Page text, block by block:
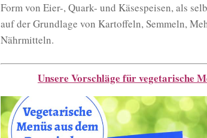
Form von Eier-, Quark- und Käsespeisen, als
auf der Grundlage von Kartoffeln, Semmeln,
Nährmitteln.
Unsere Vorschläge für vegetarische